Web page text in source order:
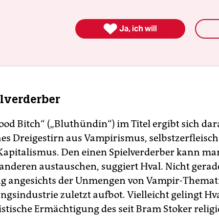
Geschichte. In „The Great Undressing“
zu spacig schwirrenden Synthesizerhooks:
Bitch“ („Bluthündin“) im Titel ergibt sich
Dreigestirn aus Vampirismus,
Den einen Spielverderber kann
austauschen, suggiert Hval. Nicht
angesichts der Unmengen von Vampir-
zuletzt aufbot. Vielleicht gelingt
Ermächtigung des seit Bram Stoker
 Ja, ich will